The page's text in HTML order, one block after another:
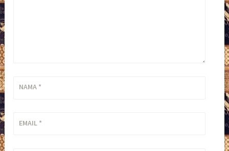
NAMA *
EMAIL *